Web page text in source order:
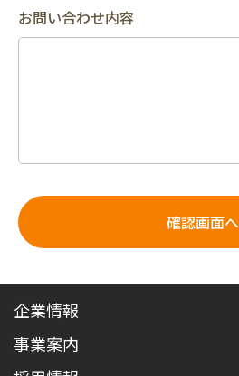
お問い合わせ内容
確認画面へ
企業情報
ご挨拶
事業案内